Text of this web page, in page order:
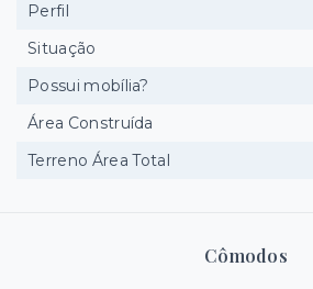
Cômodos
Perfil
Situação
Possui mobília?
Área Construída
Terreno Área Total